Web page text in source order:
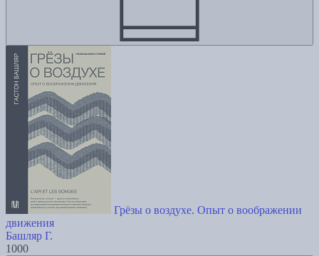
Грёзы о воздухе. Опыт о воображении
движения
Башляр Г.
1000